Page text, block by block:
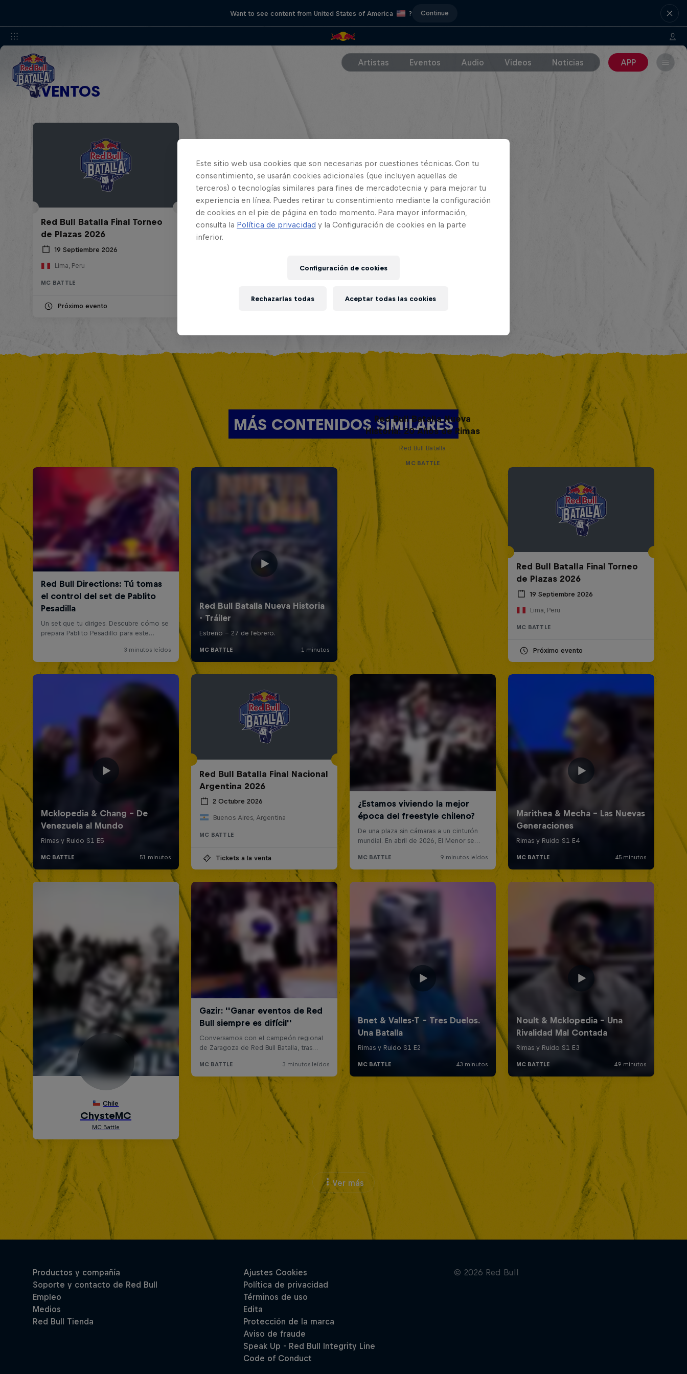
Want to see content from United States of America ? Continue
Artistas Eventos Audio Videos Noticias APP
EVENTOS
Red Bull Batalla Final Torneo
de Plazas 2026
19 Septiembre 2026
Lima, Peru
MC BATTLE
Próximo evento
MÁS CONTENIDOS SIMILARES
Red Bull Batalla Nueva
Historia: 20 Años de Rimas
Red Bull Batalla
MC BATTLE
Red Bull Batalla Final Torneo
de Plazas 2026
19 Septiembre 2026
Lima, Peru
MC BATTLE
Próximo evento
Red Bull Batalla Final Nacional
Argentina 2026
2 Octubre 2026
Buenos Aires, Argentina
MC BATTLE
Tickets a la venta
Ver más
Este sitio web usa cookies que son necesarias por cuestiones técnicas. Con tu
consentimiento, se usarán cookies adicionales (que incluyen aquellas de
terceros) o tecnologías similares para fines de mercadotecnia y para mejorar tu
experiencia en línea. Puedes retirar tu consentimiento mediante la configuración
de cookies en el pie de página en todo momento. Para mayor información,
consulta la Política de privacidad y la Configuración de cookies en la parte
inferior.
Configuración de cookies
Rechazarlas todas Aceptar todas las cookies